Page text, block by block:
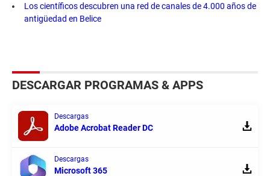
Los científicos descubren una red de canales de 4.000 años de
antigüedad en Belice
DESCARGAR PROGRAMAS & APPS
Descargas
Adobe Acrobat Reader DC
Descargas
Microsoft 365